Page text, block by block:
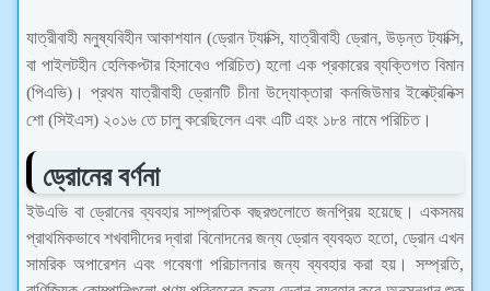
যাত্রীবাহী মনুষ্যবিহীন আকাশযান (ড্রোন ট্যাক্সি, যাত্রীবাহী ড্রোন, উড়ন্ত ট্যাক্সি,
বা পাইলটহীন হেলিকপ্টার হিসাবেও পরিচিত) হলো এক প্রকারের ব্যক্তিগত বিমান
(পিএভি)। প্রথম যাত্রীবাহী ড্রোনটি চীনা উদ্যোক্তারা কনজিউমার ইলেক্ট্রনিক্স
শো (সিইএস) ২০১৬ তে চালু করেছিলেন এবং এটি এহং ১৮৪ নামে পরিচিত।
ড্রোনের বর্ণনা
ইউএভি বা ড্রোনের ব্যবহার সাম্প্রতিক বছরগুলোতে জনপ্রিয় হয়েছে। একসময়
প্রাথমিকভাবে শখবাদীদের দ্বারা বিনোদনের জন্য ড্রোন ব্যবহৃত হতো, ড্রোন এখন
সামরিক অপারেশন এবং গবেষণা পরিচালনার জন্য ব্যবহার করা হয়। সম্প্রতি,